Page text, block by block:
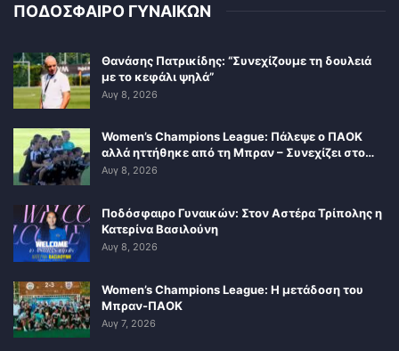
ΠΟΔΟΣΦΑΙΡΟ ΓΥΝΑΙΚΩΝ
Θανάσης Πατρικίδης: “Συνεχίζουμε τη δουλειά
με το κεφάλι ψηλά”
Αυγ 8, 2026
Women’s Champions League: Πάλεψε ο ΠΑΟΚ
αλλά ηττήθηκε από τη Μπραν – Συνεχίζει στο…
Αυγ 8, 2026
Ποδόσφαιρο Γυναικών: Στον Αστέρα Τρίπολης η
Κατερίνα Βασιλούνη
Αυγ 8, 2026
Women’s Champions League: Η μετάδοση του
Μπραν-ΠΑΟΚ
Αυγ 7, 2026